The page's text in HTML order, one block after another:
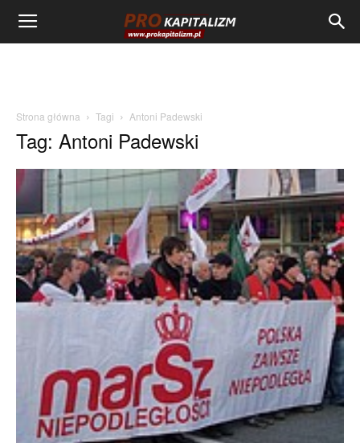
Strona główna Tagi Antoni Padewski
Tag: Antoni Padewski